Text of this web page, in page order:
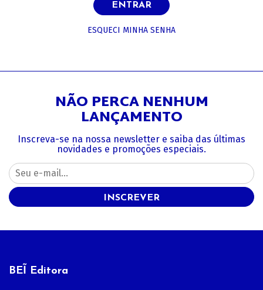
ENTRAR
ESQUECI MINHA SENHA
NÃO PERCA NENHUM
LANÇAMENTO
Inscreva-se na nossa newsletter e saiba das últimas
novidades e promoções especiais.
INSCREVER
BEĨ Editora